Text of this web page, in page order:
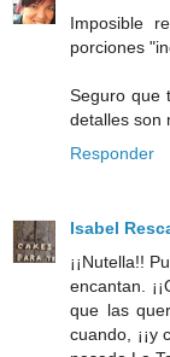
Imposible
porciones
Seguro que
detalles son
Responder
Isabel
¡¡Nutella!!
encantan.
que las
cuando, ¡¡y